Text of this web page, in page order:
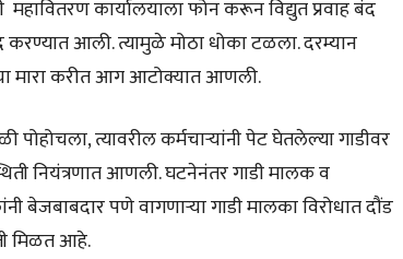
कार्यालयाला फोन करून विद्युत प्रवाह बंद
आली. त्यामुळे मोठा धोका टळला. दरम्यान
मारा करीत आग आटोक्यात आणली.
त्यावरील कर्मचाऱ्यांनी पेट घेतलेल्या गाडीवर
नियंत्रणात आणली. घटनेनंतर गाडी मालक व
बेजबाबदार पणे वागणाऱ्या गाडी मालका विरोधात दौंड
मिळत आहे.